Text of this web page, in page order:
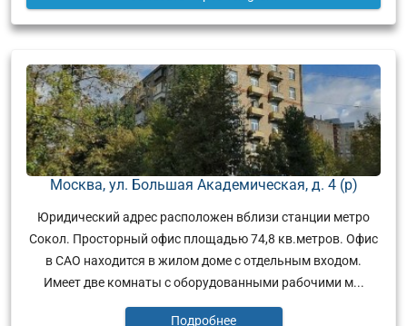
Москва, ул. Большая Академическая, д. 4 (р)
Юридический адрес расположен вблизи станции метро
Сокол. Просторный офис площадью 74,8 кв.метров. Офис
в САО находится в жилом доме с отдельным входом.
Имеет две комнаты с оборудованными рабочими м...
Подробнее